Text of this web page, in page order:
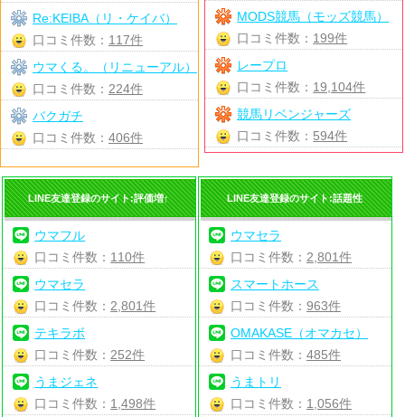
MODS競馬（モッズ競馬）
口コミ件数： 199件
レープロ
口コミ件数： 19,104件
競馬リベンジャーズ
口コミ件数： 594件
Re:KEIBA（リ・ケイバ）
口コミ件数： 117件
ウマくる。（リニューアル）
口コミ件数： 224件
バクガチ
口コミ件数： 406件
LINE友達登録のサイト:評価増↑
ウマフル
口コミ件数： 110件
ウマセラ
口コミ件数： 2,801件
テキラボ
口コミ件数： 252件
うまジェネ
口コミ件数： 1,498件
LINE友達登録のサイト:話題性
ウマセラ
口コミ件数： 2,801件
スマートホース
口コミ件数： 963件
OMAKASE（オマカセ）
口コミ件数： 485件
うまトリ
口コミ件数： 1,056件